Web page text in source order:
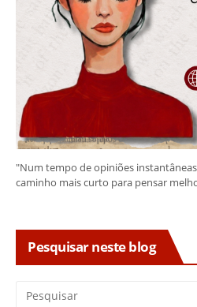
"Num tempo de opiniões
caminho mais curto para pensar
Pesquisar neste blog